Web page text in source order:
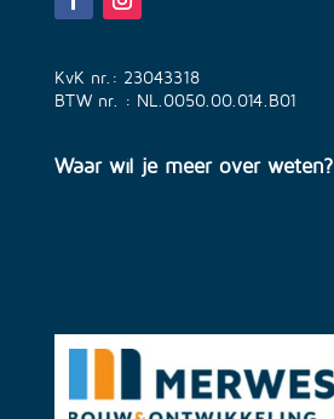
KvK nr.: 23043318
BTW nr. : NL.0050.00.014.B01
Waar wil je meer over weten?